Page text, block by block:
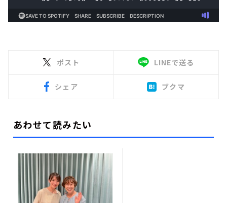
ポスト LINEで送る
シェア ブクマ
あわせて読みたい